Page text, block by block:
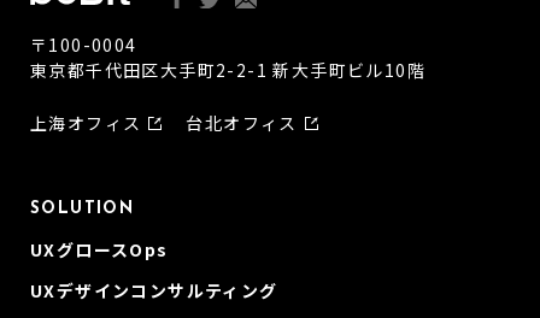
(4)保有個人データの開示等の請求等及び苦情等への対応について
当社が保有する保有個人データの開示等の請求等(利用目的の通
知、開示、第三者提供記録の開示、内容の訂正、追加又は削除、
また、個人情報の取扱いに関する苦情及び相談への適切かつ迅速
な対応に努めます。開示等の請求等、苦情及び相談につきまして
個人情報保護外部対応責任者
個人情報保護推進事務局 個人情報保護外部対応責任者
〒100-0004
東京都千代田区大手町2-2-1 新大手町ビル10階
上海オフィス 台北オフィス
SOLUTION
UXグロースOps
UXデザインコンサルティング